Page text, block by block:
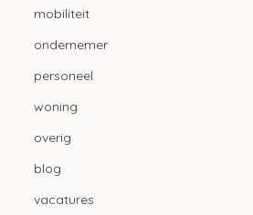
mobiliteit
ondernemer
personeel
woning
overig
blog
vacatures